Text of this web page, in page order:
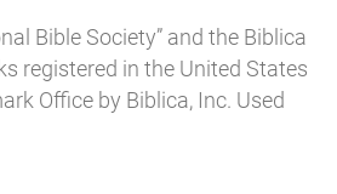
Bible Society” and the Biblica
registered in the United States
Office by Biblica, Inc. Used